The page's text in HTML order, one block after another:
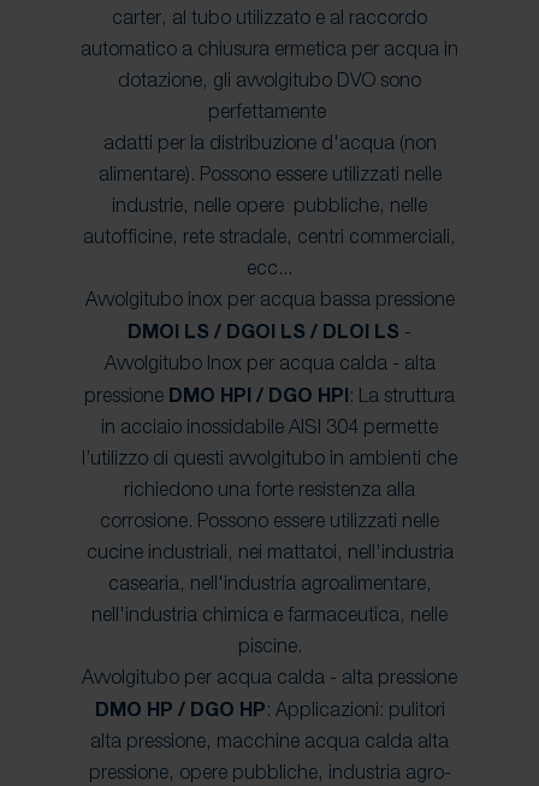
carter, al tubo utilizzato e al raccordo
automatico a chiusura ermetica per acqua in
dotazione, gli avvolgitubo DVO sono
perfettamente
adatti per la distribuzione d'acqua (non
alimentare). Possono essere utilizzati nelle
industrie, nelle opere pubbliche, nelle
autofficine, rete stradale, centri commerciali,
ecc...
Avvolgitubo inox per acqua bassa pressione
DMOI LS / DGOI LS / DLOI LS -
Avvolgitubo Inox per acqua calda - alta
pressione DMO HPI / DGO HPI : La struttura
in acciaio inossidabile AISI 304 permette
l’utilizzo di questi avvolgitubo in ambienti che
richiedono una forte resistenza alla
corrosione. Possono essere utilizzati nelle
cucine industriali, nei mattatoi, nell'industria
casearia, nell'industria agroalimentare,
nell'industria chimica e farmaceutica, nelle
piscine.
Avvolgitubo per acqua calda - alta pressione
DMO HP / DGO HP : Applicazioni: pulitori
alta pressione, macchine acqua calda alta
pressione, opere pubbliche, industria agro-